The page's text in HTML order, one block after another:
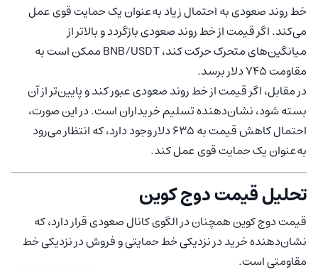
خط روند صعودی به احتمال زیاد به‌عنوان یک حمایت قوی عمل
می‌کند. اگر قیمت از خط روند صعودی بازگردد و بالاتر از
میانگین‌های متحرک حرکت کند، BNB/USDT ممکن است به
مقاومت 745 دلار برسد.
در مقابل، اگر قیمت از خط روند صعودی عبور کند و پایین‌تر از آن
بسته شود، نشان‌دهنده تسلیم خریداران است. در این صورت،
احتمال کاهش قیمت به 635 دلار وجود دارد، که انتظار می‌رود
به‌عنوان یک حمایت قوی عمل کند.
تحلیل قیمت دوج‌ کوین
قیمت دوج‌ کوین همچنان در الگوی کانال صعودی قرار دارد، که
نشان‌دهنده خرید در نزدیکی خط حمایتی و فروش در نزدیکی خط
مقاومتی است.